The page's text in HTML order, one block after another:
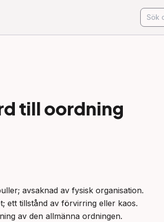
till oordning
avsaknad av fysisk organisation.
ett tillstånd av förvirring eller kaos.
av den allmänna ordningen.